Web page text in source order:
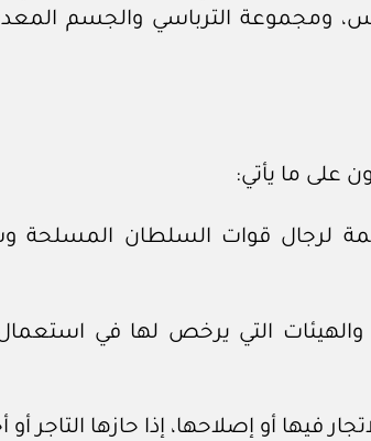
ومجموعة الترباسي والجسم
على ما يأتي:
لرجال قوات السلطان المسلحة
والهيئات التي يرخص لها في
فيها أو إصلاحها، إذا حازها التاجر